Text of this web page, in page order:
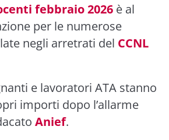
febbraio 2026 è al
per le numerose
negli arretrati del CCNL
e lavoratori ATA stanno
importi dopo l’allarme
Anief.